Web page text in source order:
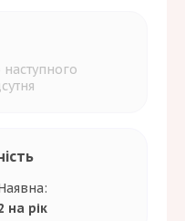
на рік